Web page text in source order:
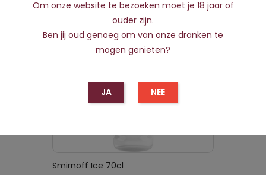
Smirnoff Ice 70cl
Om onze website te bezoeken moet je 18 jaar of
ouder zijn.
Ben jij oud genoeg om van onze dranken te
mogen genieten?
JA NEE